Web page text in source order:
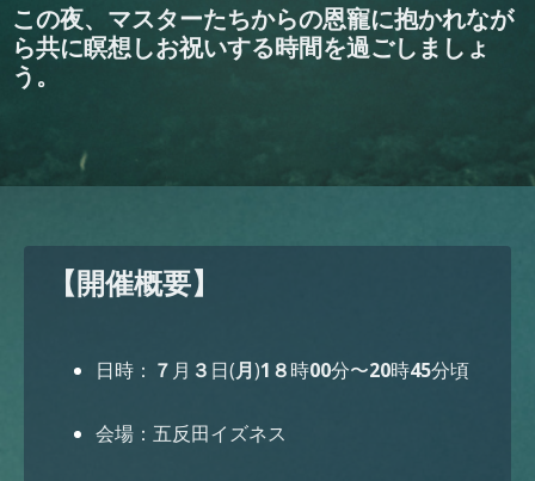
この夜、マスターたちからの恩寵に抱かれなが
ら共に瞑想しお祝いする時間を過ごしましょ
う。
【開催概要】
日時： ７ 月 ３ 日(月)1８時00分〜20時45分頃
会場：五反田イズネス